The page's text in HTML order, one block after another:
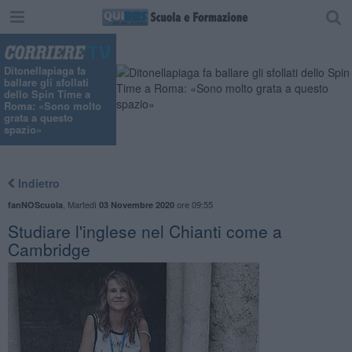
Ditonellapiaga fa
ballare gli sfollati
dello Spin Time a
Roma: «Sono molto
grata a questo
spazio»
Indietro
fanNOScuola Martedì 03 Novembre 2020ore 09:55
Studiare l'inglese nel Chianti come a
Cambridge